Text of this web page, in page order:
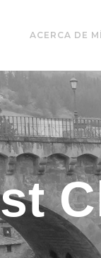
ACERCA DE MÍ